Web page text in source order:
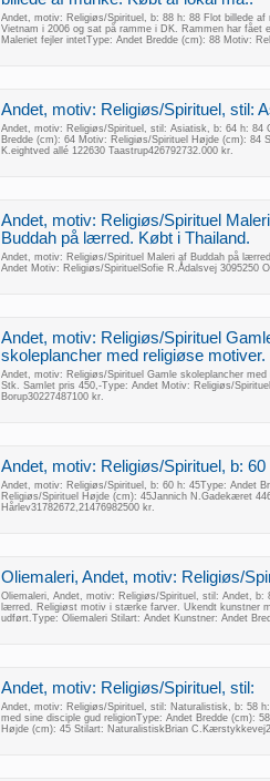
Andet, motiv: Religiøs/Spirituel, b: 88 h: 88 Flot billede
Vietnam i 2006 og sat på ramme i DK. Rammen har fået
Maleriet fejler intetType: Andet Bredde (cm): 88 Motiv:
Andet, motiv: Religiøs/Spirituel, stil:
Andet, motiv: Religiøs/Spirituel, stil: Asiatisk, b: 64 h: 84
Bredde (cm): 64 Motiv: Religiøs/Spirituel Højde (cm): 84
K.eightved allé 122630 Taastrup426792732.000 kr.
Andet, motiv: Religiøs/Spirituel
Buddah på lærred. Købt i Thailand.
Andet, motiv: Religiøs/Spirituel Maleri af Buddah på
Andet Motiv: Religiøs/SpirituelSofie R.Ådalsvej 3095250
Andet, motiv: Religiøs/Spirituel
skoleplancher med religiøse motiver.
Andet, motiv: Religiøs/Spirituel Gamle skoleplancher
Stk. Samlet pris 450,-Type: Andet Motiv: Religiøs/
Borup30227487100 kr.
Andet, motiv: Religiøs/Spirituel, b: 60
Andet, motiv: Religiøs/Spirituel, b: 60 h: 45Type: Andet
Religiøs/Spirituel Højde (cm): 45Jannich N.Gadekæret
Hårlev31782672,21476982500 kr.
Oliemaleri, Andet, motiv: Religiøs/
Oliemaleri, Andet, motiv: Religiøs/Spirituel, stil: Andet,
lærred. Religiøst motiv i stærke farver. Ukendt kunstner
udført.Type: Oliemaleri Stilart: Andet Kunstner: Andet
Andet, motiv: Religiøs/Spirituel, stil:
Andet, motiv: Religiøs/Spirituel, stil: Naturalistisk, b: 58
med sine disciple gud religionType: Andet Bredde (cm):
Højde (cm): 45 Stilart: NaturalistiskBrian